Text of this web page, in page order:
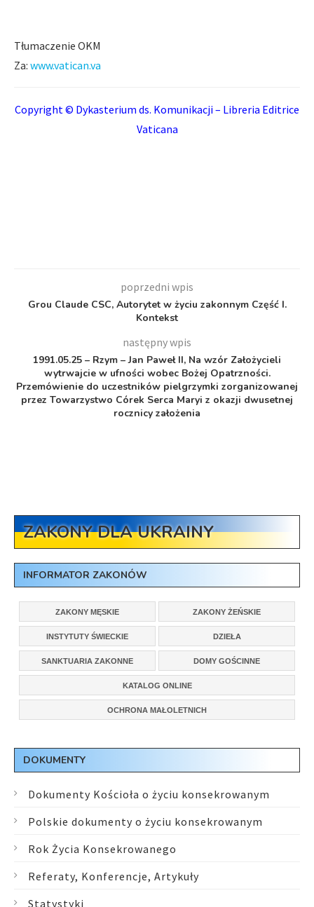
Tłumaczenie OKM
Za: www.vatican.va
Copyright © Dykasterium ds. Komunikacji – Libreria Editrice
Vaticana
poprzedni wpis
Grou Claude CSC, Autorytet w życiu zakonnym Część I.
Kontekst
następny wpis
1991.05.25 – Rzym – Jan Paweł II, Na wzór Założycieli
wytrwajcie w ufności wobec Bożej Opatrzności.
Przemówienie do uczestników pielgrzymki zorganizowanej
przez Towarzystwo Córek Serca Maryi z okazji dwusetnej
rocznicy założenia
ZAKONY DLA UKRAINY
INFORMATOR ZAKONÓW
ZAKONY MĘSKIE ZAKONY ŻEŃSKIE
INSTYTUTY ŚWIECKIE DZIEŁA
SANKTUARIA ZAKONNE DOMY GOŚCINNE
KATALOG ONLINE
OCHRONA MAŁOLETNICH
DOKUMENTY
Dokumenty Kościoła o życiu konsekrowanym
Polskie dokumenty o życiu konsekrowanym
Rok Życia Konsekrowanego
Referaty, Konferencje, Artykuły
Statystyki